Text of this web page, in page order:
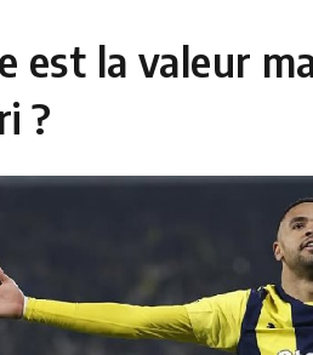
est la valeur
?